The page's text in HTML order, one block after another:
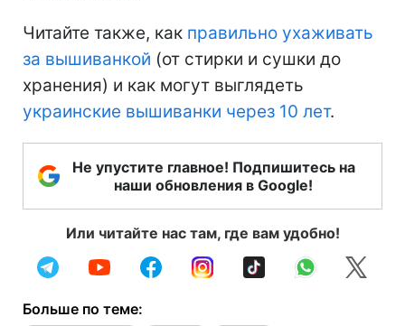
Читайте также, как правильно ухаживать
за вышиванкой (от стирки и сушки до
хранения) и как могут выглядеть
украинские вышиванки через 10 лет.
Не упустите главное! Подпишитесь на
наши обновления в Google!
Или читайте нас там, где вам удобно!
Больше по теме: